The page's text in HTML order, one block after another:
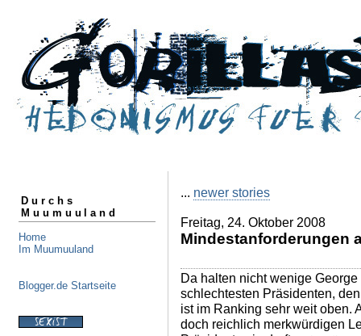
Durchs
Muumuuland
Home
Im Muumuuland
Blogger.de Startseite
... newer stories
Freitag, 24. Oktober 2008
Mindestanforderungen
Da halten nicht wenige
schlechtesten Präsidenten,
ist im Ranking sehr weit oben.
doch reichlich merkwürdigen